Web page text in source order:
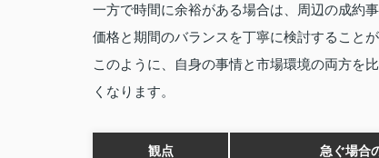
一方で時間に余裕がある場合は、周辺の成約
価格と期間のバランスを丁寧に検討することが
このように、自身の事情と市場環境の両方を
くなります。
観点 急ぐ場合